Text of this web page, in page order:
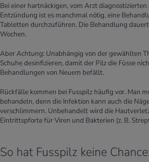
Bei einer hartnäckigen, vom Arzt
Entzündung ist es manchmal nötig, eine
Tabletten durchzuführen. Die Behandlung
Wochen.
Aber Achtung: Unabhängig von der gewählten
Schuhe desinfizieren, damit der Pilz die Füsse
Behandlungen von Neuem befällt.
Rückfälle kommen bei Fusspilz häufig vor. Man
behandeln, denn die Infektion kann auch die
verschlimmern. Unbehandelt wird die
Eintrittspforte für Viren und Bakterien (z. B.
So hat Fusspilz keine